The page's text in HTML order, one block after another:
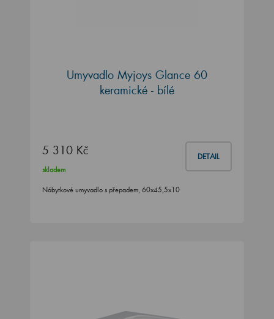
Umyvadlo Myjoys Glance 60
keramické - bílé
5 310 Kč DETAIL
skladem
Nábytkové umyvadlo s přepadem, 60x45,5x10